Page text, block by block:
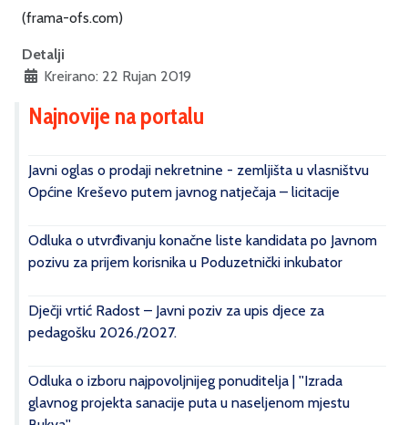
(frama-ofs.com)
Detalji
Kreirano: 22 Rujan 2019
Najnovije na portalu
Javni oglas o prodaji nekretnine - zemljišta u vlasništvu
Općine Kreševo putem javnog natječaja – licitacije
Odluka o utvrđivanju konačne liste kandidata po Javnom
pozivu za prijem korisnika u Poduzetnički inkubator
Dječji vrtić Radost – Javni poziv za upis djece za
pedagošku 2026./2027.
Odluka o izboru najpovoljnijeg ponuditelja | ''Izrada
glavnog projekta sanacije puta u naseljenom mjestu